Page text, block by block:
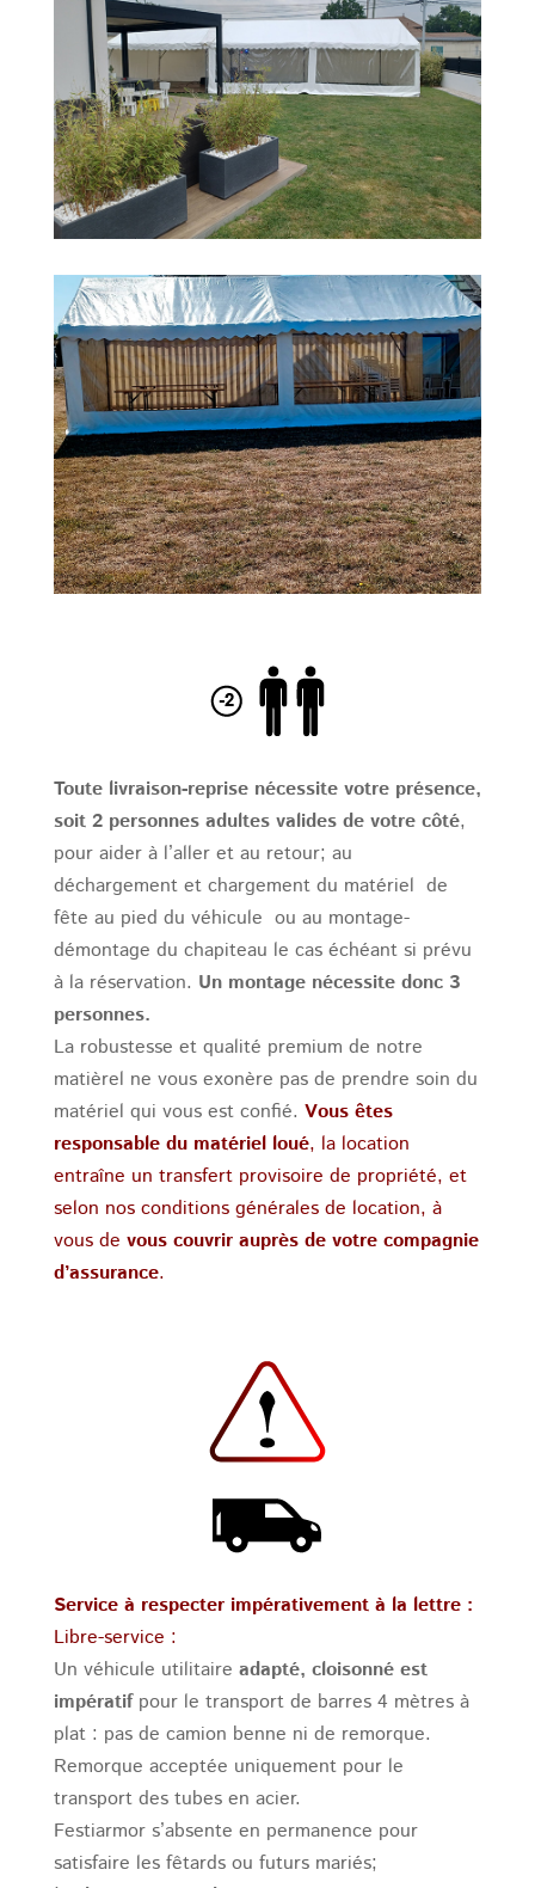
Toute livraison-reprise nécessite votre présence,
soit 2 personnes adultes valides de votre côté,
pour aider à l’aller et au retour; au
déchargement et chargement du matériel de
fête au pied du véhicule ou au montage-
démontage du chapiteau le cas échéant si prévu
à la réservation. Un montage nécessite donc 3
personnes.
La robustesse et qualité premium de notre
matièrel ne vous exonère pas de prendre soin du
matériel qui vous est confié. Vous êtes
responsable du matériel loué, la location
entraîne un transfert provisoire de propriété, et
selon nos conditions générales de location, à
vous de vous couvrir auprès de votre compagnie
d’assurance.
Service à respecter impérativement à la lettre :
Libre-service :
Un véhicule utilitaire adapté, cloisonné est
impératifpour le transport de barres 4 mètres à
plat : pas de camion benne ni de remorque.
Remorque acceptée uniquement pour le
transport des tubes en acier.
Festiarmor s’absente en permanence pour
satisfaire les fêtards ou futurs mariés;